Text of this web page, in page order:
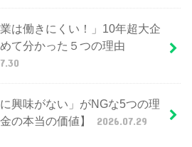
業は働きにくい！」10年超大企
て分かった５つの理由
に興味がない」がNGな5つの理
の本当の価値】
2026.07.29